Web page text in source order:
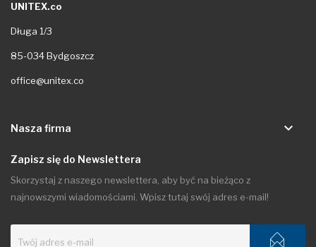
UNITEX.co
Długa 1/3
85-034 Bydgoszcz
office@unitex.co
Nasza firma keyboard_arrow_down
Zapisz się do Newslettera
Skorzystaj z naszego newslettera, aby być na bieżąco z
najnowszymi wiadomościami. Wpisz tutaj swój adres e-mail!